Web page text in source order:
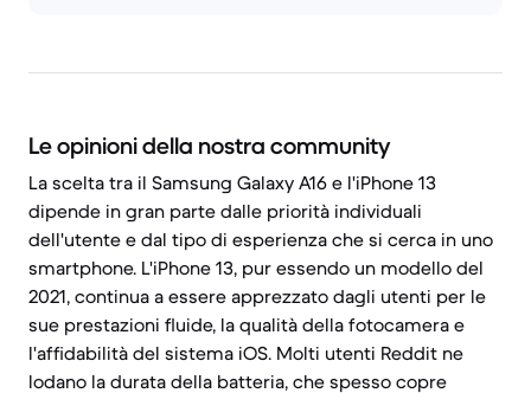
Le opinioni della nostra community
La scelta tra il Samsung Galaxy A16 e l'iPhone 13
dipende in gran parte dalle priorità individuali
dell'utente e dal tipo di esperienza che si cerca in uno
smartphone. L'iPhone 13, pur essendo un modello del
2021, continua a essere apprezzato dagli utenti per le
sue prestazioni fluide, la qualità della fotocamera e
l'affidabilità del sistema iOS. Molti utenti Reddit ne
lodano la durata della batteria, che spesso copre